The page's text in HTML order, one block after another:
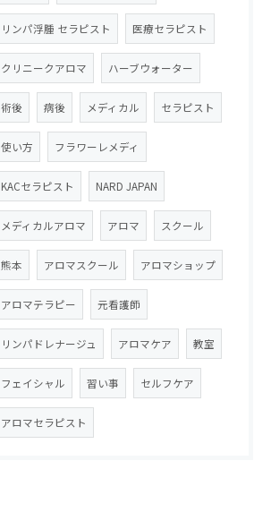
リンパ浮腫 セラピスト 医療セラピスト
クリニークアロマ ハーブウォーター
術後 病後 メディカル セラピスト
使い方 フラワーレメディ
KACセラピスト NARD JAPAN
メディカルアロマ アロマ スクール
熊本 アロマスクール アロマショップ
アロマテラピー 元看護師
リンパドレナージュ アロマケア 教室
フェイシャル 習い事 セルフケア
アロマセラピスト